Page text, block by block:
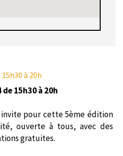
15h30 à 20h
15h30 à 20h
invite pour cette 5ème édition
ouverte à tous, avec des
gratuites.